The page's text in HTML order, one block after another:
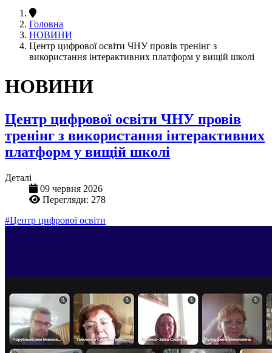
Головна
НОВИНИ
Центр цифрової освіти ЧНУ провів тренінг з
використання інтерактивних платформ у вищій школі
НОВИНИ
Центр цифрової освіти ЧНУ провів
тренінг з використання інтерактивних
платформ у вищій школі
Деталі
09 червня 2026
Перегляди: 278
#Центр цифрової освіти